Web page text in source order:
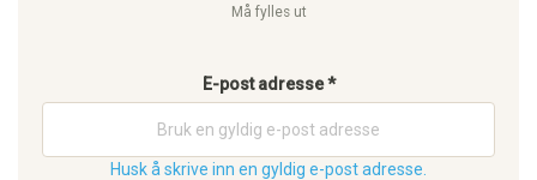
Må fylles ut
E-post adresse *
Husk å skrive inn en gyldig e-post adresse.